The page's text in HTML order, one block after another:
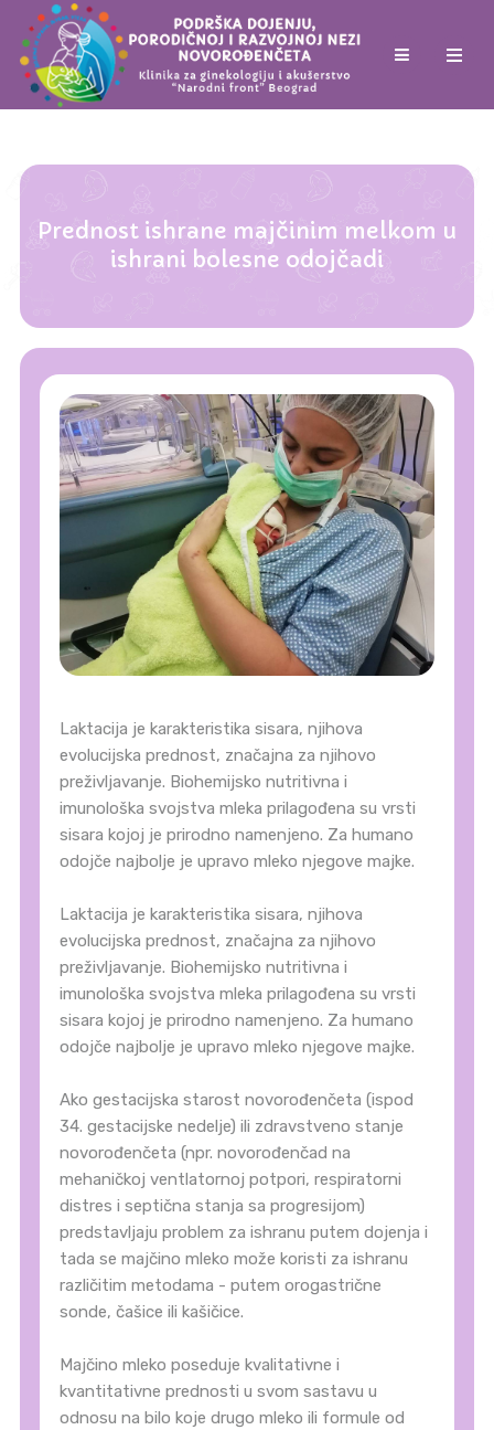
Prednost ishrane majčinim melkom u
ishrani bolesne odojčadi
Laktacija je karakteristika sisara, njihova
evolucijska prednost, značajna za njihovo
preživljavanje. Biohemijsko nutritivna i
imunološka svojstva mleka prilagođena su vrsti
sisara kojoj je prirodno namenjeno. Za humano
odojče najbolje je upravo mleko njegove majke.
Laktacija je karakteristika sisara, njihova
evolucijska prednost, značajna za njihovo
preživljavanje. Biohemijsko nutritivna i
imunološka svojstva mleka prilagođena su vrsti
sisara kojoj je prirodno namenjeno. Za humano
odojče najbolje je upravo mleko njegove majke.
Ako gestacijska starost novorođenčeta (ispod
34. gestacijske nedelje) ili zdravstveno stanje
novorođenčeta (npr. novorođenčad na
mehaničkoj ventlatornoj potpori, respiratorni
distres i septična stanja sa progresijom)
predstavljaju problem za ishranu putem dojenja i
tada se majčino mleko može koristi za ishranu
različitim metodama - putem orogastrične
sonde, čašice ili kašičice.
Majčino mleko poseduje kvalitativne i
kvantitativne prednosti u svom sastavu u
odnosu na bilo koje drugo mleko ili formule od